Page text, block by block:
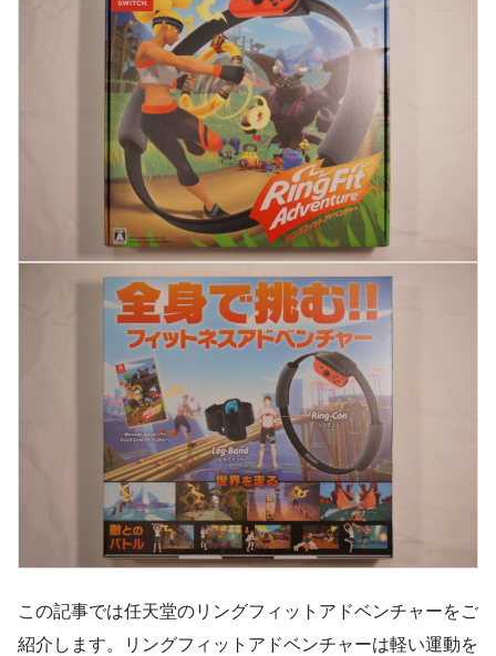
この記事では任天堂のリングフィットアドベンチャーをご
紹介します。リングフィットアドベンチャーは軽い運動を